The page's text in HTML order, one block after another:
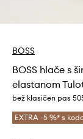
BOSS
BOSS hlače s
elastanom
bež klasičen pas
EXTRA -5 %* s